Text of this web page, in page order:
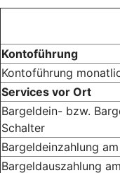
Kontoführung
Kontoführung
Services vor Ort
Bargeldein- bzw.
Schalter
Bargeldeinzahlung
Bargeldauszahlung